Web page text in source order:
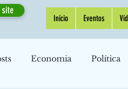
Início Eventos
Economia Política